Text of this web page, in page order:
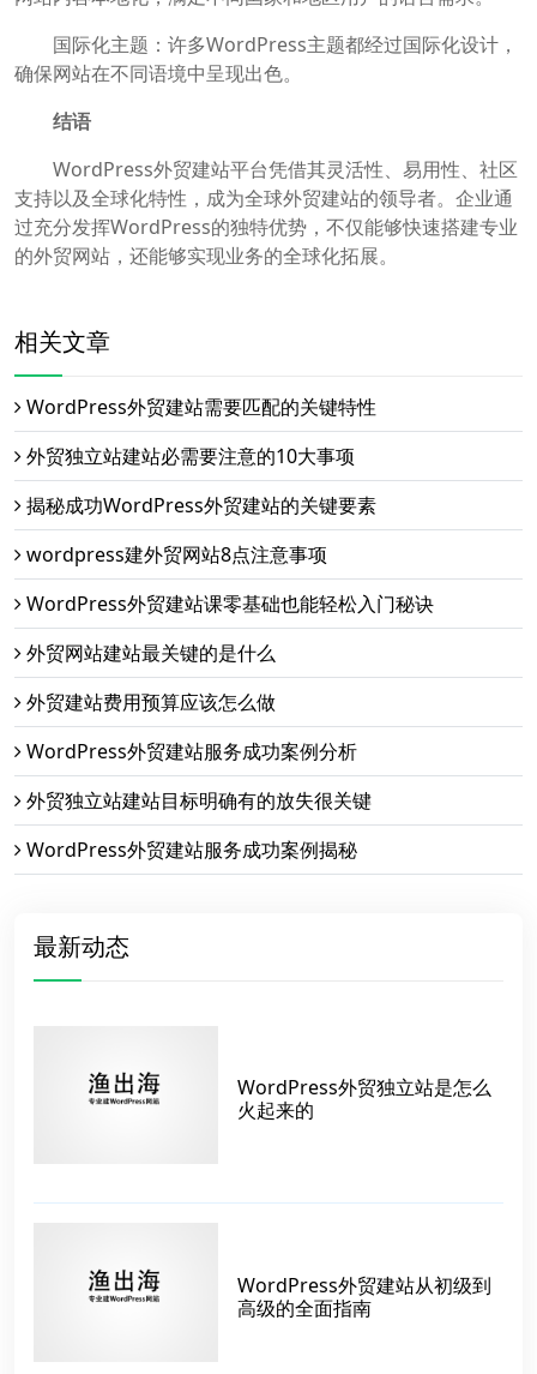
国际化主题：许多WordPress主题都经过国际化设计，
确保网站在不同语境中呈现出色。
结语
WordPress外贸建站平台凭借其灵活性、易用性、社区
支持以及全球化特性，成为全球外贸建站的领导者。企业通
过充分发挥WordPress的独特优势，不仅能够快速搭建专业
的外贸网站，还能够实现业务的全球化拓展。
相关文章
WordPress外贸建站需要匹配的关键特性
外贸独立站建站必需要注意的10大事项
揭秘成功WordPress外贸建站的关键要素
wordpress建外贸网站8点注意事项
WordPress外贸建站课零基础也能轻松入门秘诀
外贸网站建站最关键的是什么
外贸建站费用预算应该怎么做
WordPress外贸建站服务成功案例分析
外贸独立站建站目标明确有的放失很关键
WordPress外贸建站服务成功案例揭秘
最新动态
WordPress外贸独立站是怎么
火起来的
WordPress外贸建站从初级到
高级的全面指南